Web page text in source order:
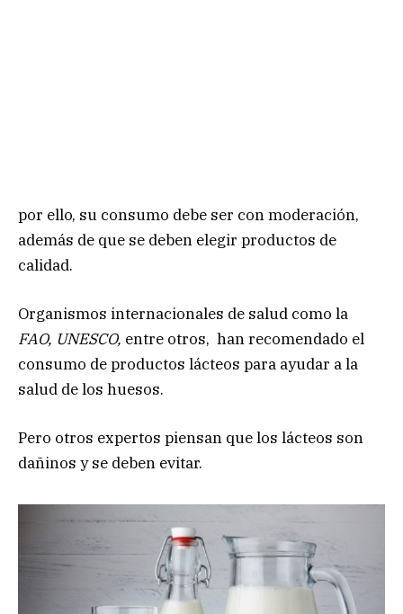
por ello, su consumo debe ser con moderación,
además de que se deben elegir productos de
calidad.
Organismos internacionales de salud como la
FAO, UNESCO, entre otros, han recomendado el
consumo de productos lácteos para ayudar a la
salud de los huesos.
Pero otros expertos piensan que los lácteos son
dañinos y se deben evitar.